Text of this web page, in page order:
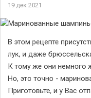
19 дек 2021
В этом рецепте
лук, и даже
К тому же они немного
Но, это точно -
Приготовьте, и у Вас